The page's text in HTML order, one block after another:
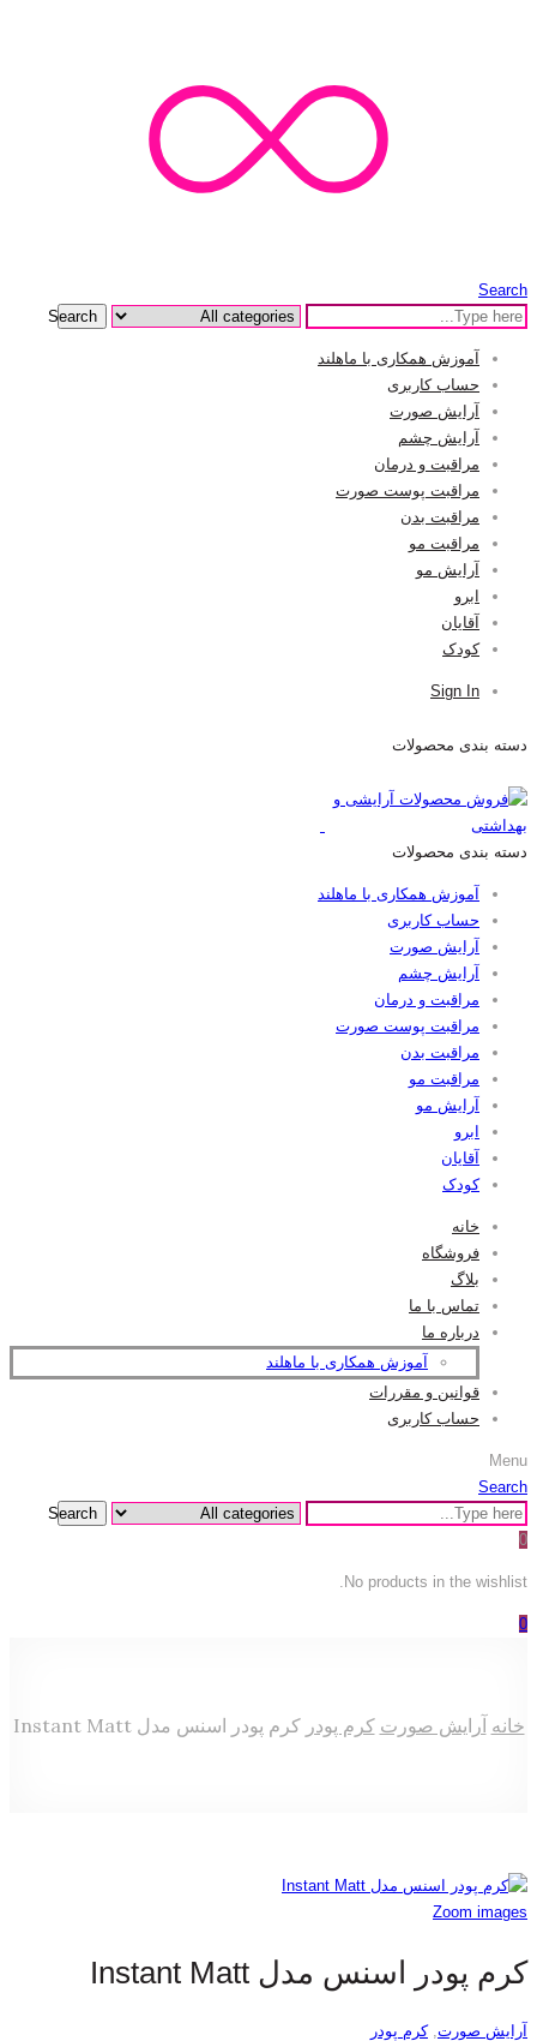
Search
Search
آموزش همکاری با ماهلند
حساب کاربری
آرایش صورت
آرایش چشم
مراقبت و درمان
مراقبت پوست صورت
مراقبت بدن
مراقبت مو
آرایش مو
ابرو
آقایان
کودک
Sign In
دسته بندی محصولات
دسته بندی محصولات
آموزش همکاری با ماهلند
حساب کاربری
آرایش صورت
آرایش چشم
مراقبت و درمان
مراقبت پوست صورت
مراقبت بدن
مراقبت مو
آرایش مو
ابرو
آقایان
کودک
خانه
فروشگاه
بلاگ
تماس با ما
درباره ما
آموزش همکاری با ماهلند
قوانین و مقررات
حساب کاربری
Menu
Search
Search
0
No products in the wishlist.
0
خانه آرایش صورت کرم پودر کرم پودر اسنس مدل Instant Matt
Zoom images
کرم پودر اسنس مدل Instant Matt
آرایش صورت ,کرم پودر